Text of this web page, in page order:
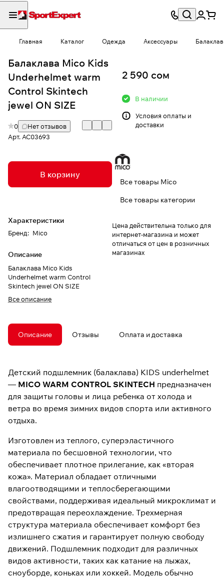
Главная Каталог Одежда Аксессуары
Балаклава Mico Kids
Underhelmet warm
Control Skintech
jewel ON SIZE
0
Нет отзывов
Арт. AC03693
В корзину
Характеристики
Бренд: Mico
Описание
Балаклава Mico Kids
Underhelmet warm Control
Skintech jewel ON SIZE
Все описание
2 590 сом
В наличии
Условия оплаты и
доставки
Все товары Mico
Все товары категории
Цена действительна только для
интернет-магазина и может
отличаться от цен в розничных
магазинах
Описание Отзывы Оплата и доставка
Детский подшлемник (балаклава) KIDS underhelmet
— MICO WARM CONTROL SKINTECH предназначен
для защиты головы и лица ребенка от холода и
ветра во время зимних видов спорта или активного
отдыха.
Изготовлен из теплого, суперэластичного
материала по бесшовной технологии, что
обеспечивает плотное прилегание, как «вторая
кожа». Материал обладает отличными
влагоотводящими и теплосберегающими
свойствами, поддерживая идеальный микроклимат и
предотвращая переохлаждение. Трехмерная
структура материала обеспечивает комфорт без
излишнего сжатия и гарантирует полную свободу
движений. Подшлемник подходит для различных
видов активности, таких как катание на лыжах,
сноуборде, коньках или хоккей. Модель обычно